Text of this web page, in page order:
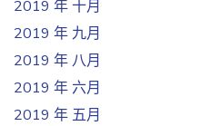
2019 年 十月
2019 年 九月
2019 年 八月
2019 年 六月
2019 年 五月